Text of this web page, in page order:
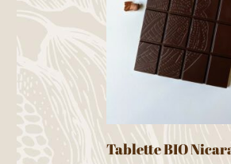
Tablette BIO